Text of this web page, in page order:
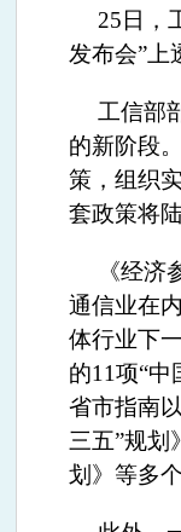
25日，
发布会”上
工信部
的新阶段
策，组织
套政策将
《经
通信业在
体行业下
的11项“中
省市指南
三五”规划
划》等多